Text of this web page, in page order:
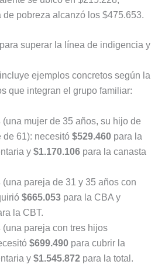
de pobreza alcanzó los $475.653.
superar la línea de indigencia y
ejemplos concretos según la
que integran el grupo familiar:
(una mujer de 35 años, su hijo de
de 61): necesitó $529.460 para la
y $1.170.106 para la canasta
(una pareja de 31 y 35 años con
$665.053 para la CBA y
la CBT.
(una pareja con tres hijos
$699.490 para cubrir la
y $1.545.872 para la total.